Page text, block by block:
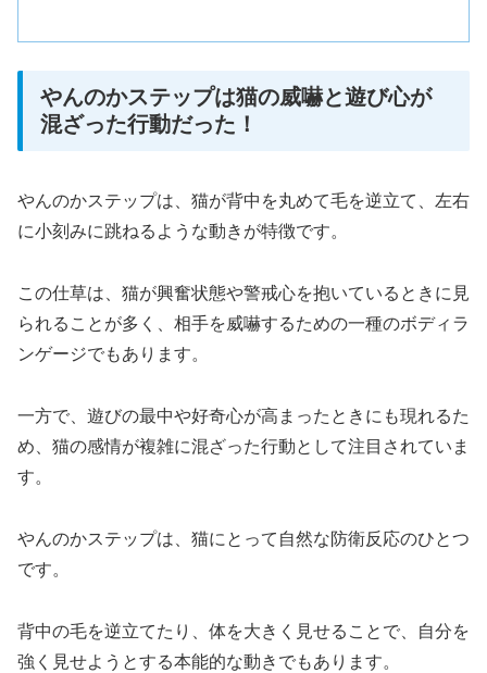
やんのかステップは猫の威嚇と遊び心が
混ざった行動だった！
やんのかステップは、猫が背中を丸めて毛を逆立て、左右
に小刻みに跳ねるような動きが特徴です。
この仕草は、猫が興奮状態や警戒心を抱いているときに見
られることが多く、相手を威嚇するための一種のボディラ
ンゲージでもあります。
一方で、遊びの最中や好奇心が高まったときにも現れるた
め、猫の感情が複雑に混ざった行動として注目されていま
す。
やんのかステップは、猫にとって自然な防衛反応のひとつ
です。
背中の毛を逆立てたり、体を大きく見せることで、自分を
強く見せようとする本能的な動きでもあります。